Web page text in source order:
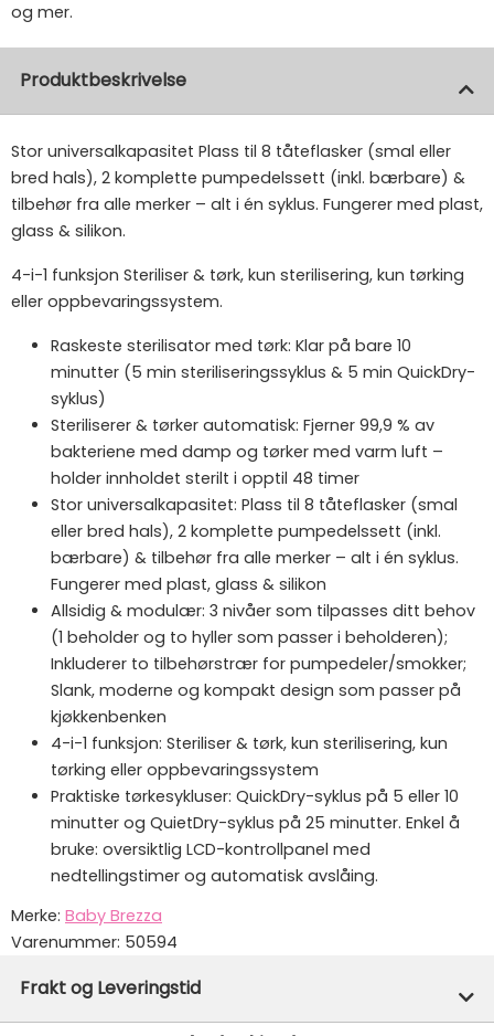
og mer.
Produktbeskrivelse
Stor universalkapasitet Plass til 8 tåteflasker (smal eller
bred hals), 2 komplette pumpedelssett (inkl. bærbare) &
tilbehør fra alle merker – alt i én syklus. Fungerer med plast,
glass & silikon.
4-i-1 funksjon Steriliser & tørk, kun sterilisering, kun tørking
eller oppbevaringssystem.
Raskeste sterilisator med tørk: Klar på bare 10
minutter (5 min steriliseringssyklus & 5 min QuickDry-
syklus)
Steriliserer & tørker automatisk: Fjerner 99,9 % av
bakteriene med damp og tørker med varm luft –
holder innholdet sterilt i opptil 48 timer
Stor universalkapasitet: Plass til 8 tåteflasker (smal
eller bred hals), 2 komplette pumpedelssett (inkl.
bærbare) & tilbehør fra alle merker – alt i én syklus.
Fungerer med plast, glass & silikon
Allsidig & modulær: 3 nivåer som tilpasses ditt behov
(1 beholder og to hyller som passer i beholderen);
Inkluderer to tilbehørstrær for pumpedeler/smokker;
Slank, moderne og kompakt design som passer på
kjøkkenbenken
4-i-1 funksjon: Steriliser & tørk, kun sterilisering, kun
tørking eller oppbevaringssystem
Praktiske tørkesykluser: QuickDry-syklus på 5 eller 10
minutter og QuietDry-syklus på 25 minutter. Enkel å
bruke: oversiktlig LCD-kontrollpanel med
nedtellingstimer og automatisk avslåing.
Merke: Baby Brezza
Varenummer: 50594
Frakt og Leveringstid